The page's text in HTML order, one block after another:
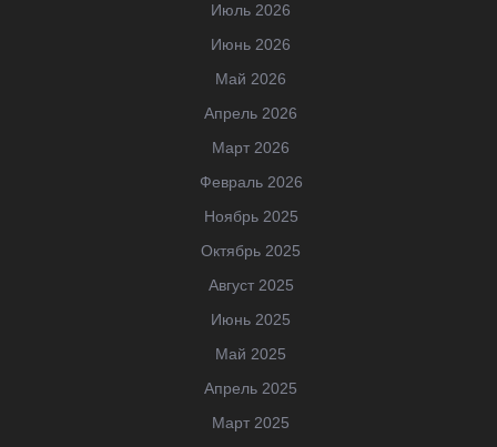
Июль 2026
Июнь 2026
Май 2026
Апрель 2026
Март 2026
Февраль 2026
Ноябрь 2025
Октябрь 2025
Август 2025
Июнь 2025
Май 2025
Апрель 2025
Март 2025